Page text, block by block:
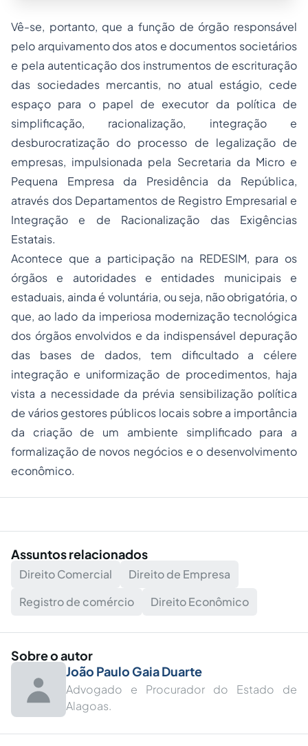
Vê-se, portanto, que a função de órgão responsável
pelo arquivamento dos atos e documentos societários
e pela autenticação dos instrumentos de escrituração
das sociedades mercantis, no atual estágio, cede
espaço para o papel de executor da política de
simplificação, racionalização, integração e
desburocratização do processo de legalização de
empresas, impulsionada pela Secretaria da Micro e
Pequena Empresa da Presidência da República,
através dos Departamentos de Registro Empresarial e
Integração e de Racionalização das Exigências
Estatais.
Acontece que a participação na REDESIM, para os
órgãos e autoridades e entidades municipais e
estaduais, ainda é voluntária, ou seja, não obrigatória, o
que, ao lado da imperiosa modernização tecnológica
dos órgãos envolvidos e da indispensável depuração
das bases de dados, tem dificultado a célere
integração e uniformização de procedimentos, haja
vista a necessidade da prévia sensibilização política
de vários gestores públicos locais sobre a importância
da criação de um ambiente simplificado para a
formalização de novos negócios e o desenvolvimento
econômico.
Assuntos relacionados
Direito Comercial
Direito de Empresa
Registro de comércio
Direito Econômico
Sobre o autor
João Paulo Gaia Duarte
Advogado e Procurador do Estado de
Alagoas.